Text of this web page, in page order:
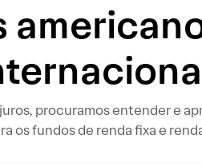
procuramos entender e
os fundos de renda fixa e